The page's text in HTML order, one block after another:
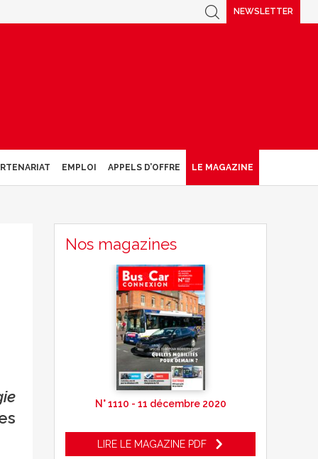
NEWSLETTER
EMPLOI APPELS D’OFFRE LE MAGAZINE
Nos magazines
N° 1110 - 11 décembre 2020
LIRE LE MAGAZINE PDF